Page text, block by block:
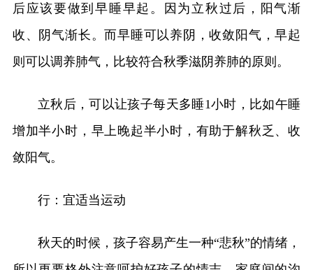
后应该要做到早睡早起。因为立秋过后，阳气渐
收、阴气渐长。而早睡可以养阴，收敛阳气，早起
则可以调养肺气，比较符合秋季滋阴养肺的原则。
立秋后，可以让孩子每天多睡1小时，比如午睡
增加半小时，早上晚起半小时，有助于解秋乏、收
敛阳气。
行：宜适当运动
秋天的时候，孩子容易产生一种“悲秋”的情绪，